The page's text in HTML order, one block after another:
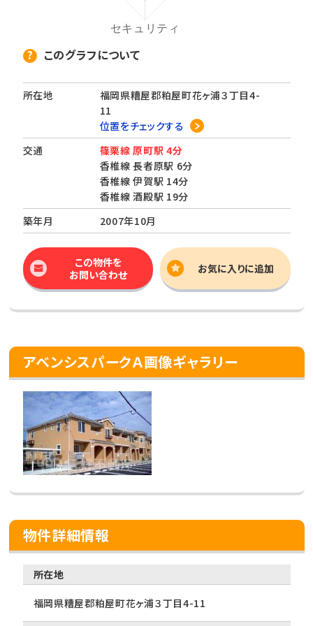
このグラフについて
所在地
福岡県糟屋郡粕屋町花ヶ浦３丁目4-
11
位置をチェックする
交通
篠栗線 原町駅 4分
香椎線 長者原駅 6分
香椎線 伊賀駅 14分
香椎線 酒殿駅 19分
築年月
2007年10月
この物件を
お問い合わせ
お気に入りに追加
アベンシスパークＡ画像ギャラリー
物件詳細情報
所在地
福岡県糟屋郡粕屋町花ヶ浦３丁目4-11